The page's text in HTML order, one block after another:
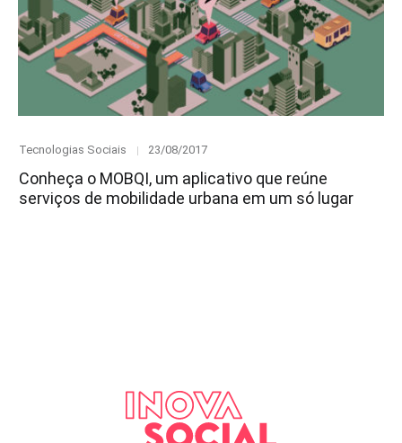
Category
Tecnologias Sociais
Posted
23/08/2017
Conheça o MOBQI, um aplicativo que reúne
serviços de mobilidade urbana em um só lugar